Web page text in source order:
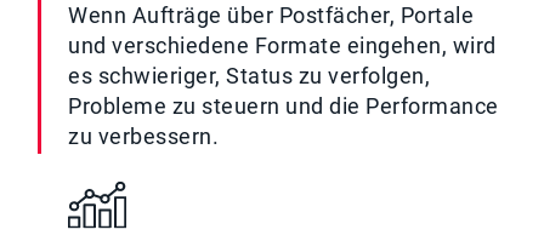
Wenn Aufträge über Postfächer, Portale
und verschiedene Formate eingehen, wird
es schwieriger, Status zu verfolgen,
Probleme zu steuern und die Performance
zu verbessern.